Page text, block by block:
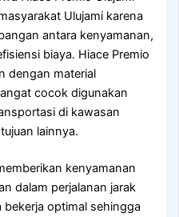
Ulujami karena
antara kenyamanan,
biaya. Hiace Premio
dengan material
cocok digunakan
di kawasan
lainnya.
kenyamanan
dalam perjalanan jarak
bekerja optimal sehingga